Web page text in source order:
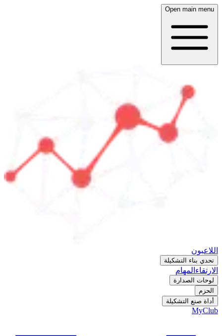
Open main menu
اللاعبون
تحدي بناء التشكيلة
الارتقاء المهام
لوحات الصدارة
الحزم
أداة صنع التشكيلة
MyClub